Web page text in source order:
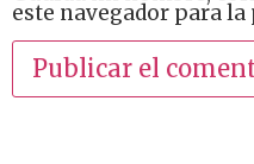
este navegador para